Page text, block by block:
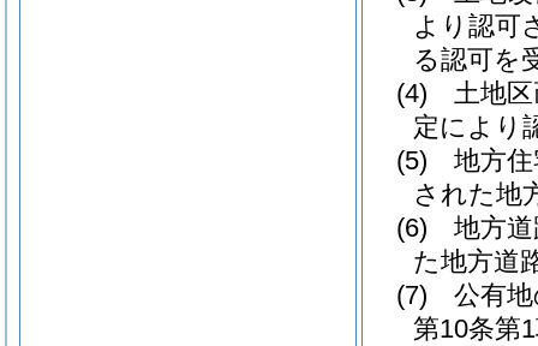
より認可
る認可を
(4)
土地
定により
(5)
地方
された地
(6)
地方
た地方道
(7)
公有
第10条第